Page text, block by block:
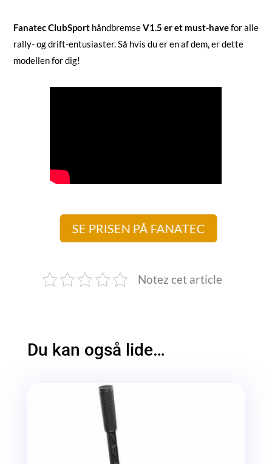
Fanatec ClubSporthåndbremseV1.5 er et must-havefor alle
rally- og drift-entusiaster. Så hvis du er en af dem, er dette
modellen for dig!
SE PRISEN PÅ FANATEC
Notez cet article
Du kan også lide…